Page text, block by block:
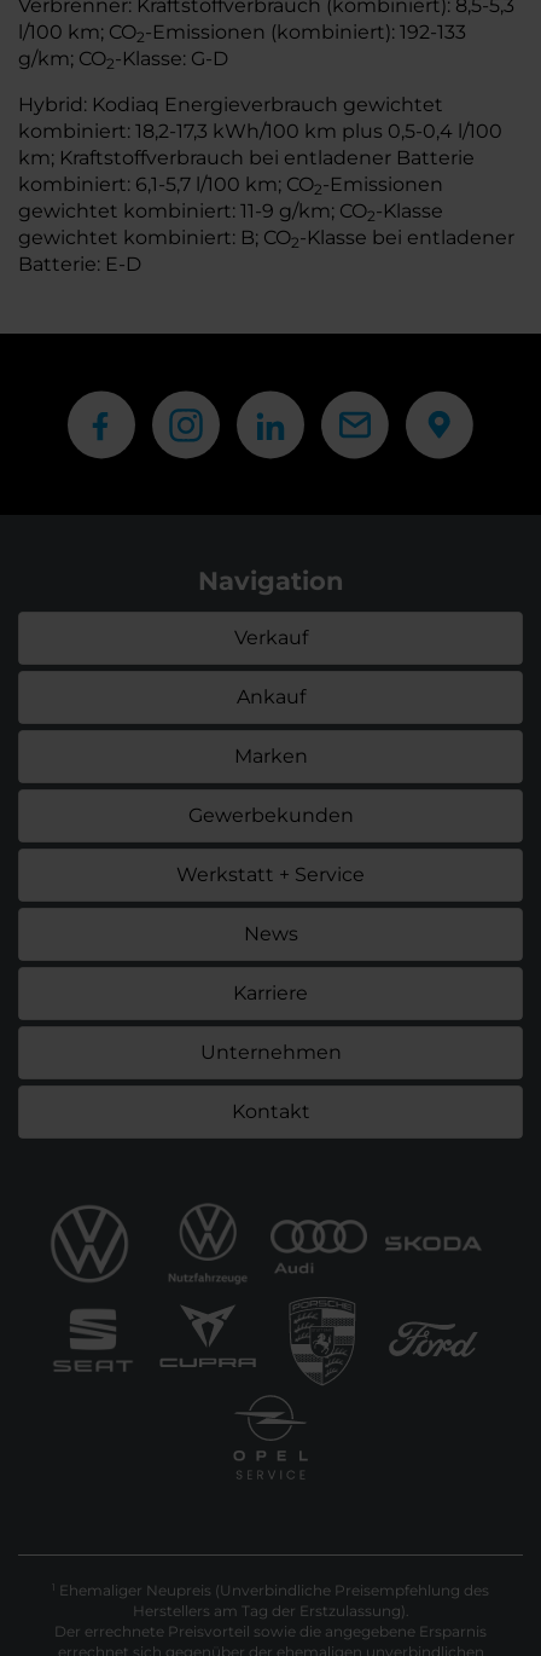
Verbrenner: Kraftstoffverbrauch (kombiniert): 8,5-5,3
l/100 km; CO2-Emissionen (kombiniert): 192-133
g/km; CO2-Klasse: G-D
Hybrid: Kodiaq Energieverbrauch gewichtet
kombiniert: 18,2-17,3 kWh/100 km plus 0,5-0,4 l/100
km; Kraftstoffverbrauch bei entladener Batterie
kombiniert: 6,1-5,7 l/100 km; CO2-Emissionen
gewichtet kombiniert: 11-9 g/km; CO2-Klasse
gewichtet kombiniert: B; CO2-Klasse bei entladener
Batterie: E-D
Navigation
Verkauf
Ankauf
Marken
Gewerbekunden
Werkstatt + Service
News
Karriere
Unternehmen
Kontakt
1 Ehemaliger Neupreis (Unverbindliche Preisempfehlung des
Herstellers am Tag der Erstzulassung).
Der errechnete Preisvorteil sowie die angegebene Ersparnis
errechnet sich gegenüber der ehemaligen unverbindlichen